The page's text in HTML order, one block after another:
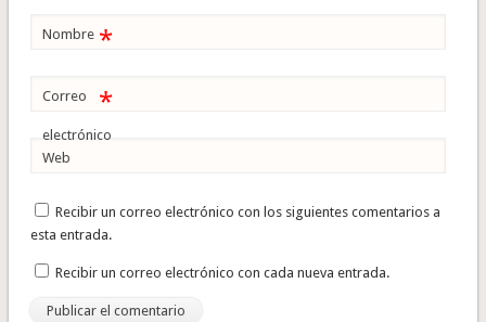
Nombre *
Correo
electrónico
*
Web
Recibir un correo electrónico con los siguientes comentarios a
esta entrada.
Recibir un correo electrónico con cada nueva entrada.